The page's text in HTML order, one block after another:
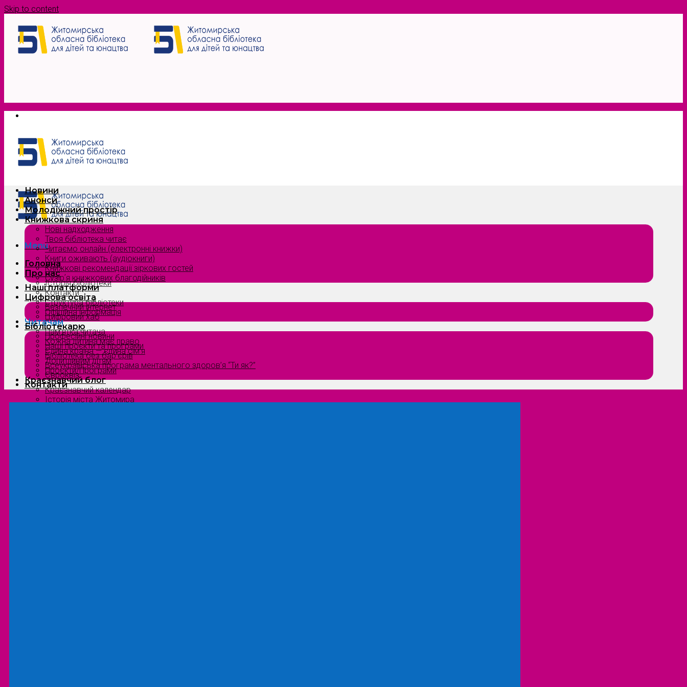
Skip to content
Menu
Головна
Про нас
Історія бібліотеки
Контакти
Структура бібліотеки
Офіційна інформація
Читачам
Пам’ятка читача
Кожна дитина має право
Єдина країна — єдина сім’я
Допитливим дітям
Проєкти/Програми
Краєзнавчий блог
Краєзнавчий календар
Історія міста Житомира
Новини
Анонси
Молодіжний простір
Книжкова скриня
Нові надходження
Твоя бібліотека читає
Читаємо онлайн (електронні книжки)
Книги оживають (аудіокниги)
Книжкові рекомендації зіркових гостей
Сузірʼя книжкових благодійників
Наші платформи
Цифрова освіта
Безпечний інтернет
Цифровий хаб
Бібліотекарю
Професійні новини
Наші проєкти та програми
Бібліотека без бар’єрів
Всеукраїнська програма ментального здоров’я “Ти як?”
Євроквіз
Контакти